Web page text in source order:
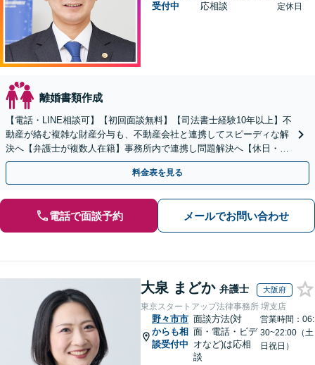
受付中
応相談
定休日
離婚書類作成
【電話・LINE相談可】【初回面談無料】【司法書士経験10年以上】不
動産が絡む複雑な財産分与も、不動産会社と連携してスピーディな解
決へ【弁護士が複数人在籍】事務所内で連携し問題解決へ【休日・夜
間面談可】【子連れ相談可】【虎ノ門駅1分】
料金表を見る
電話で面談予約 メールでお問い合わせ
大泉 まどか 弁護士 大阪府
東京スタートアップ法律事務所 堺支店
野々市市
からも相
談受付中
面談方法(対
面・電話・ビデ
オなど)は応相
談
営業時間：06:
30~22:00（土
日祝日）